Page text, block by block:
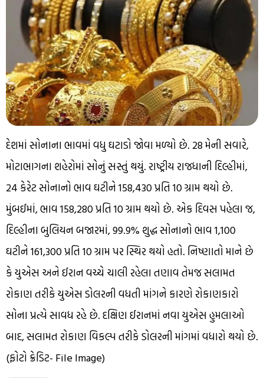
દેશમાં સોનાના ભાવમાં વધુ ઘટાડો જોવા મળ્યો છે. 28 મેની સવારે,
મોટાભાગના શહેરોમાં સોનું સસ્તું થયું. રાષ્ટ્રીય રાજધાની દિલ્હીમાં,
24 કેરેટ સોનાનો ભાવ ઘટીને ₹158,430 પ્રતિ 10 ગ્રામ થયો છે.
મુંબઈમાં, ભાવ ₹158,280 પ્રતિ 10 ગ્રામ થયો છે. એક દિવસ પહેલા જ,
દિલ્હીના બુલિયન બજારમાં, 99.9% શુદ્ધ સોનાનો ભાવ ₹1,100
ઘટીને ₹161,300 પ્રતિ 10 ગ્રામ પર સ્થિર થયો હતો. નિષ્ણાતો માને છે
કે યુએસ અને ઈરાન વચ્ચે ચાલી રહેલા તણાવ તેમજ સલામત
રોકાણ તરીકે યુએસ ડોલરની વધતી માંગને કારણે રોકાણકારો
સોના પ્રત્યે સાવધ રહે છે. દક્ષિણ ઈરાનમાં નવા યુએસ હુમલાઓ
બાદ, સલામત રોકાણ વિકલ્પ તરીકે ડોલરની માંગમાં વધારો થયો છે.
(ફોટો ક્રેડિટ- File Image)